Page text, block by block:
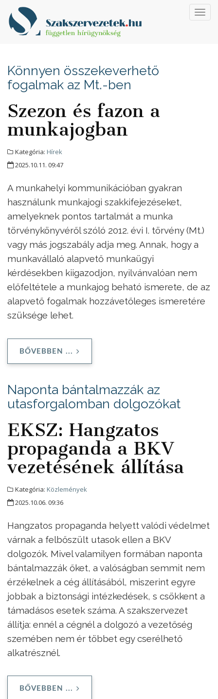
Könnyen összekeverhető
fogalmak az Mt.-ben
Szezon és fazon a
munkajogban
Kategória: Hírek
2025.10.11. 09:47
A munkahelyi kommunikációban gyakran
használunk munkajogi szakkifejezéseket,
amelyeknek pontos tartalmát a munka
törvénykönyvéről szóló 2012. évi I. törvény (Mt.)
vagy más jogszabály adja meg. Annak, hogy a
munkavállaló alapvető munkaügyi
kérdésekben kiigazodjon, nyilvánvalóan nem
előfeltétele a munkajog beható ismerete, de az
alapvető fogalmak hozzávetőleges ismeretére
szüksége lehet.
BŐVEBBEN ...
Naponta bántalmazzák az
utasforgalomban dolgozókat
EKSZ: Hangzatos
propaganda a BKV
vezetésének állítása
Kategória: Közlemények
2025.10.06. 09:36
Hangzatos propaganda helyett valódi védelmet
várnak a felbőszült utasok ellen a BKV
dolgozók. Mivel valamilyen formában naponta
bántalmazzák őket, a valóságban semmit nem
érzékelnek a cég állításából, miszerint egyre
jobbak a biztonsági intézkedések, s csökkent a
támadásos esetek száma. A szakszervezet
állítja: ennél a cégnél a dolgozó a vezetőség
szemében nem ér többet egy cserélhető
alkatrésznél.
BŐVEBBEN ...